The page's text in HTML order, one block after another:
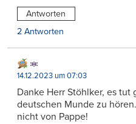
Antworten
2 Antworten
14.12.2023 um 07:03
Danke Herr Stöhlker, es tut
deutschen Munde zu
nicht von Pappe!